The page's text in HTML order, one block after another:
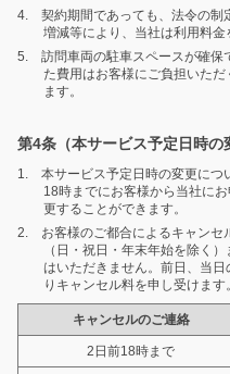
4. 契約期間であっても、法令の制
増減等により、当社は利用料金
5. 訪問車両の駐車スペースが確保
た費用はお客様にご負担いた
ます。
第4条（本サービス予定日時の
1. 本サービス予定日時の変更につ
18時までにお客様から当社に
更することができます。
2. お客様のご都合によるキャンセ
（日・祝日・年末年始を除く
はいただきません。前日、当
りキャンセル料を申し受けます。
キャンセルのご連絡
2日前18時まで